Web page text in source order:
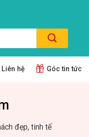
Liên hệ Góc tin tức
đẹp, tinh tế